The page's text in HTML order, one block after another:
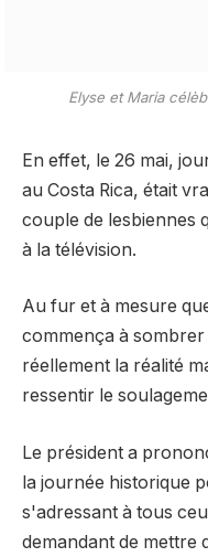
Elyse et Maria
En effet, le 26 mai,
au Costa Rica, était
couple de lesbiennes
à la télévision.
Au fur et à mesure
commença à
réellement la réalité
ressentir le
Le président a
la journée historique
s'adressant à tous
demandant de mettre